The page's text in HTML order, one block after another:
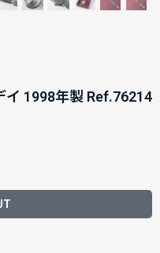
1998年製 Ref.76214